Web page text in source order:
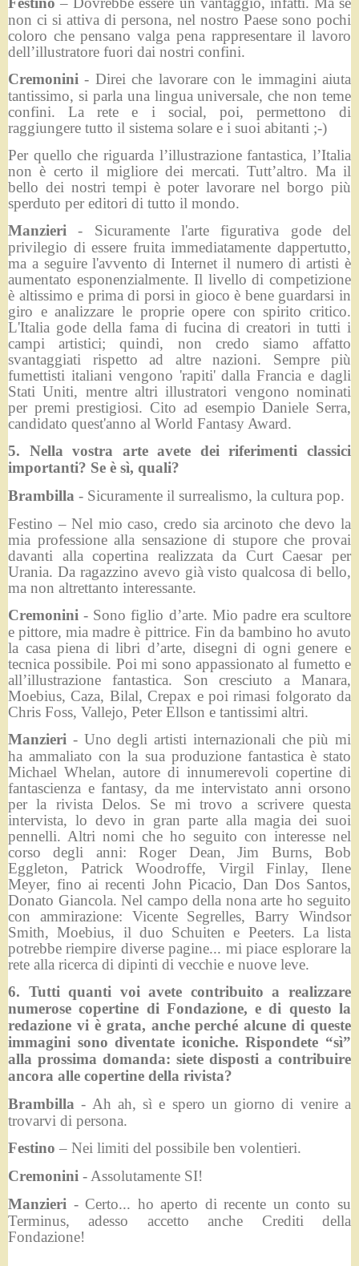
non ci si attiva di persona, nel nostro Paese sono pochi
coloro che pensano valga pena rappresentare il lavoro
dell’illustratore fuori dai nostri confini.
Cremonini - Direi che lavorare con le immagini aiuta
tantissimo, si parla una lingua universale, che non teme
confini. La rete e i social, poi, permettono di
raggiungere tutto il sistema solare e i suoi abitanti ;-)
Per quello che riguarda l’illustrazione fantastica, l’Italia
non è certo il migliore dei mercati. Tutt’altro. Ma il
bello dei nostri tempi è poter lavorare nel borgo più
sperduto per editori di tutto il mondo.
Manzieri- Sicuramente l'arte figurativa gode del
privilegio di essere fruita immediatamente dappertutto,
ma a seguire l'avvento di Internet il numero di artisti è
aumentato esponenzialmente. Il livello di competizione
è altissimo e prima di porsi in gioco è bene guardarsi in
giro e analizzare le proprie opere con spirito critico.
L'Italia gode della fama di fucina di creatori in tutti i
campi artistici; quindi, non credo siamo affatto
svantaggiati rispetto ad altre nazioni. Sempre più
fumettisti italiani vengono 'rapiti' dalla Francia e dagli
Stati Uniti, mentre altri illustratori vengono nominati
per premi prestigiosi. Cito ad esempio Daniele Serra,
candidato quest'anno al World Fantasy Award.
5. Nella vostra arte avete dei riferimenti classici
importanti? Se è sì, quali?
Brambilla - Sicuramente il surrealismo, la cultura pop.
Festino – Nel mio caso, credo sia arcinoto che devo la
mia professione alla sensazione di stupore che provai
davanti alla copertina realizzata da Curt Caesar per
Urania. Da ragazzino avevo già visto qualcosa di bello,
ma non altrettanto interessante.
Cremonini - Sono figlio d’arte. Mio padre era scultore
e pittore, mia madre è pittrice. Fin da bambino ho avuto
la casa piena di libri d’arte, disegni di ogni genere e
tecnica possibile. Poi mi sono appassionato al fumetto e
all’illustrazione fantastica. Son cresciuto a Manara,
Moebius, Caza, Bilal, Crepax e poi rimasi folgorato da
Chris Foss, Vallejo, Peter Ellson e tantissimi altri.
Manzieri - Uno degli artisti internazionali che più mi
ha ammaliato con la sua produzione fantastica è stato
Michael Whelan, autore di innumerevoli copertine di
fantascienza e fantasy, da me intervistato anni orsono
per la rivista Delos. Se mi trovo a scrivere questa
intervista, lo devo in gran parte alla magia dei suoi
pennelli. Altri nomi che ho seguito con interesse nel
corso degli anni: Roger Dean, Jim Burns, Bob
Eggleton, Patrick Woodroffe, Virgil Finlay, Ilene
Meyer, fino ai recenti John Picacio, Dan Dos Santos,
Donato Giancola. Nel campo della nona arte ho seguito
con ammirazione: Vicente Segrelles, Barry Windsor
Smith, Moebius, il duo Schuiten e Peeters. La lista
potrebbe riempire diverse pagine... mi piace esplorare la
rete alla ricerca di dipinti di vecchie e nuove leve.
6. Tutti quanti voi avete contribuito a realizzare
numerose copertine di Fondazione, e di questo la
redazione vi è grata, anche perché alcune di queste
immagini sono diventate iconiche. Rispondete “sì”
alla prossima domanda: siete disposti a contribuire
ancora alle copertine della rivista?
Brambilla - Ah ah, sì e spero un giorno di venire a
trovarvi di persona.
Festino – Nei limiti del possibile ben volentieri.
Cremonini - Assolutamente SI!
Manzieri - Certo... ho aperto di recente un conto su
Terminus, adesso accetto anche Crediti della
Fondazione!